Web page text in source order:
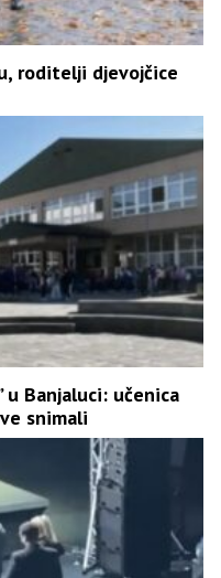
roditelji djevojčice
u Banjaluci: učenica
snimali